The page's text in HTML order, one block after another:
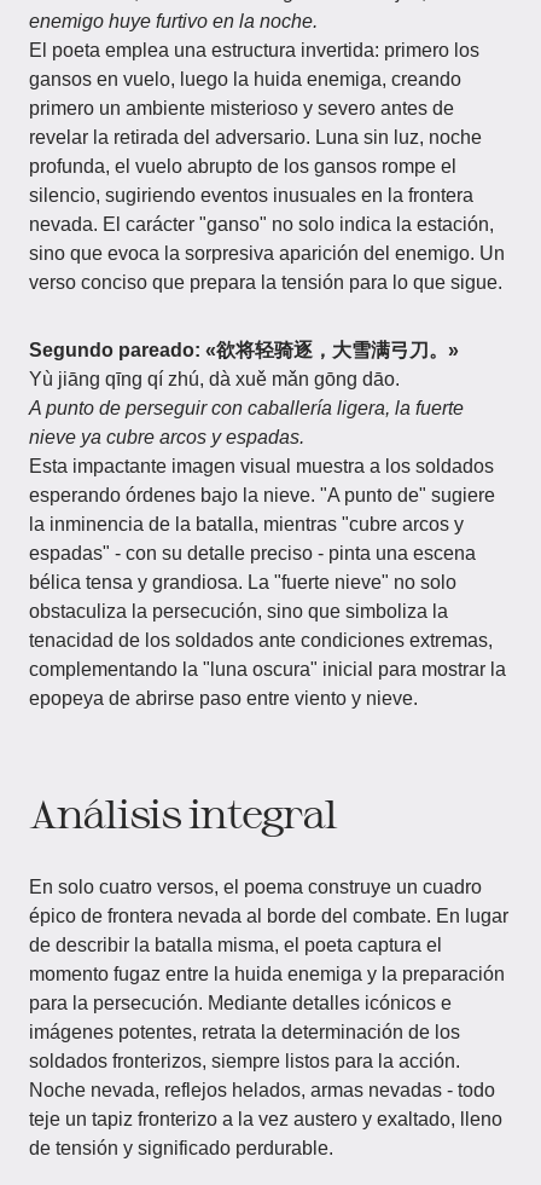
enemigo huye furtivo en la noche.
El poeta emplea una estructura invertida: primero los
gansos en vuelo, luego la huida enemiga, creando
primero un ambiente misterioso y severo antes de
revelar la retirada del adversario. Luna sin luz, noche
profunda, el vuelo abrupto de los gansos rompe el
silencio, sugiriendo eventos inusuales en la frontera
nevada. El carácter "ganso" no solo indica la estación,
sino que evoca la sorpresiva aparición del enemigo. Un
verso conciso que prepara la tensión para lo que sigue.
Segundo pareado: «欲将轻骑逐，大雪满弓刀。»
Yù jiāng qīng qí zhú, dà xuě mǎn gōng dāo.
A punto de perseguir con caballería ligera, la fuerte
nieve ya cubre arcos y espadas.
Esta impactante imagen visual muestra a los soldados
esperando órdenes bajo la nieve. "A punto de" sugiere
la inminencia de la batalla, mientras "cubre arcos y
espadas" - con su detalle preciso - pinta una escena
bélica tensa y grandiosa. La "fuerte nieve" no solo
obstaculiza la persecución, sino que simboliza la
tenacidad de los soldados ante condiciones extremas,
complementando la "luna oscura" inicial para mostrar la
epopeya de abrirse paso entre viento y nieve.
Análisis integral
En solo cuatro versos, el poema construye un cuadro
épico de frontera nevada al borde del combate. En lugar
de describir la batalla misma, el poeta captura el
momento fugaz entre la huida enemiga y la preparación
para la persecución. Mediante detalles icónicos e
imágenes potentes, retrata la determinación de los
soldados fronterizos, siempre listos para la acción.
Noche nevada, reflejos helados, armas nevadas - todo
teje un tapiz fronterizo a la vez austero y exaltado, lleno
de tensión y significado perdurable.